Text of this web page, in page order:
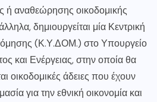
ή αναθεώρησης οικοδομικής
δημιουργείται μία Κεντρική
(Κ.Υ.ΔΟΜ.) στο Υπουργείο
και Ενέργειας, στην οποία θα
οικοδομικές άδειες που έχουν
για την εθνική οικονομία και